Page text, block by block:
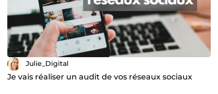
Julie_Digital
Je vais réaliser un audit de vos réseaux sociaux